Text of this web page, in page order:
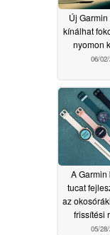
Új
kínálhat
nyomon
06/
A Garmin
tucat
az
frissítési
05/